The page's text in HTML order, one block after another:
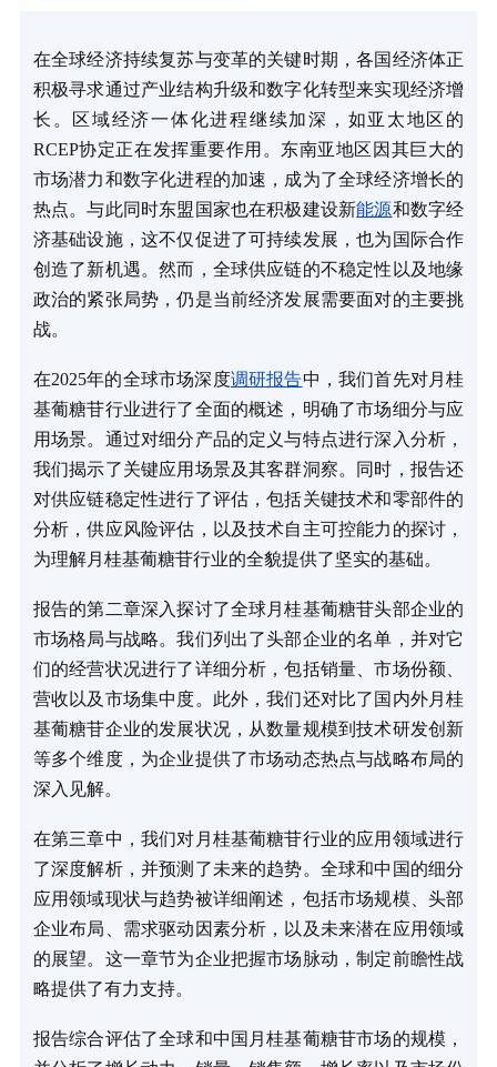
在全球经济持续复苏与变革的关键时期，各国经济体正
积极寻求通过产业结构升级和数字化转型来实现经济增
长。区域经济一体化进程继续加深，如亚太地区的
RCEP协定正在发挥重要作用。东南亚地区因其巨大的
市场潜力和数字化进程的加速，成为了全球经济增长的
热点。与此同时东盟国家也在积极建设新能源和数字经
济基础设施，这不仅促进了可持续发展，也为国际合作
创造了新机遇。然而，全球供应链的不稳定性以及地缘
政治的紧张局势，仍是当前经济发展需要面对的主要挑
战。
在2025年的全球市场深度调研报告中，我们首先对月桂
基葡糖苷行业进行了全面的概述，明确了市场细分与应
用场景。通过对细分产品的定义与特点进行深入分析，
我们揭示了关键应用场景及其客群洞察。同时，报告还
对供应链稳定性进行了评估，包括关键技术和零部件的
分析，供应风险评估，以及技术自主可控能力的探讨，
为理解月桂基葡糖苷行业的全貌提供了坚实的基础。
报告的第二章深入探讨了全球月桂基葡糖苷头部企业的
市场格局与战略。我们列出了头部企业的名单，并对它
们的经营状况进行了详细分析，包括销量、市场份额、
营收以及市场集中度。此外，我们还对比了国内外月桂
基葡糖苷企业的发展状况，从数量规模到技术研发创新
等多个维度，为企业提供了市场动态热点与战略布局的
深入见解。
在第三章中，我们对月桂基葡糖苷行业的应用领域进行
了深度解析，并预测了未来的趋势。全球和中国的细分
应用领域现状与趋势被详细阐述，包括市场规模、头部
企业布局、需求驱动因素分析，以及未来潜在应用领域
的展望。这一章节为企业把握市场脉动，制定前瞻性战
略提供了有力支持。
报告综合评估了全球和中国月桂基葡糖苷市场的规模，